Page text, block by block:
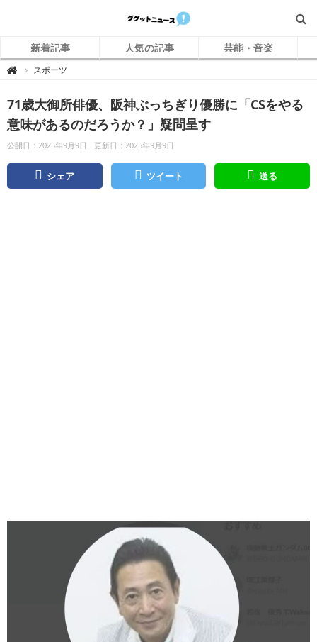
新着記事 人気の記事 芸能・音楽
 グ
ニ
ュ
ー
ス
スポーツ
71歳大御所俳優、阪神ぶっちぎり優勝に「CSをやる
意味があるのだろうか？」疑問呈す
公開日：2025年9月9日 更新日：2025年9月9日
シェア ツイート 送る